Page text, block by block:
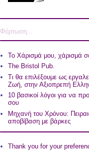
Φόρτωση...
Το Χάρισμά μου, χάρισμά
The Bristol Pub.
Τι θα επιλέξουμε ως
Ζωή, στην Αξιοπρεπή
10 βασικοί λόγοι για να
σου
Μηχανή του Χρόνου:
αποβίβαση με βάρκες
Thank you for your